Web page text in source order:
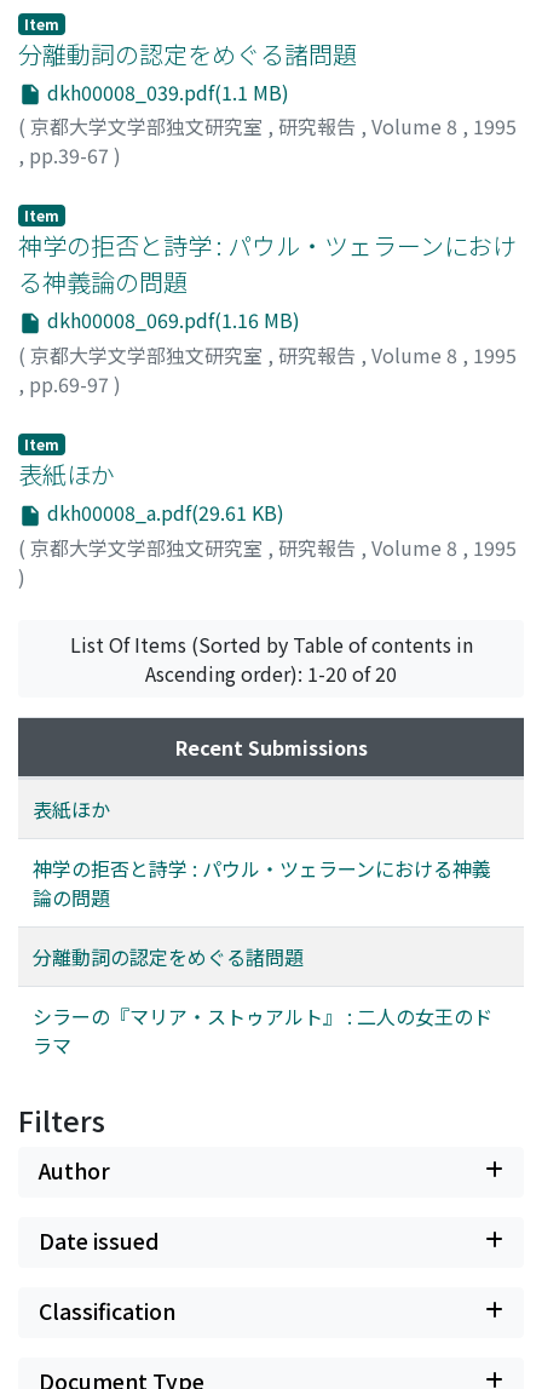
Item
分離動詞の認定をめぐる諸問題
dkh00008_039.pdf(1.1 MB)
( 京都大学文学部独文研究室 , 研究報告 , Volume 8 , 1995
, pp.39-67 )
Item
神学の拒否と詩学 : パウル・ツェラーンにおけ
る神義論の問題
dkh00008_069.pdf(1.16 MB)
( 京都大学文学部独文研究室 , 研究報告 , Volume 8 , 1995
, pp.69-97 )
Item
表紙ほか
dkh00008_a.pdf(29.61 KB)
( 京都大学文学部独文研究室 , 研究報告 , Volume 8 , 1995
)
List Of Items (Sorted by Table of contents in
Ascending order): 1-20 of 20
Recent Submissions
表紙ほか
神学の拒否と詩学 : パウル・ツェラーンにおける神義
論の問題
分離動詞の認定をめぐる諸問題
シラーの『マリア・ストゥアルト』 : 二人の女王のド
ラマ
Filters
Author
Date issued
Classification
Document Type